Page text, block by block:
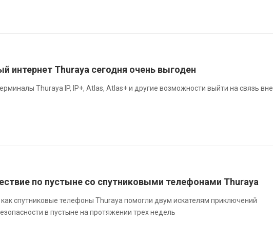
интернет Thuraya сегодня очень выгоден
Thuraya IP, IP+, Atlas, Atlas+ и другие возможности выйти на связь вне
по пустыне со спутниковыми телефонами Thuraya
как спутниковые телефоны Thuraya помогли двум искателям приключений
в пустыне на протяжении трех недель